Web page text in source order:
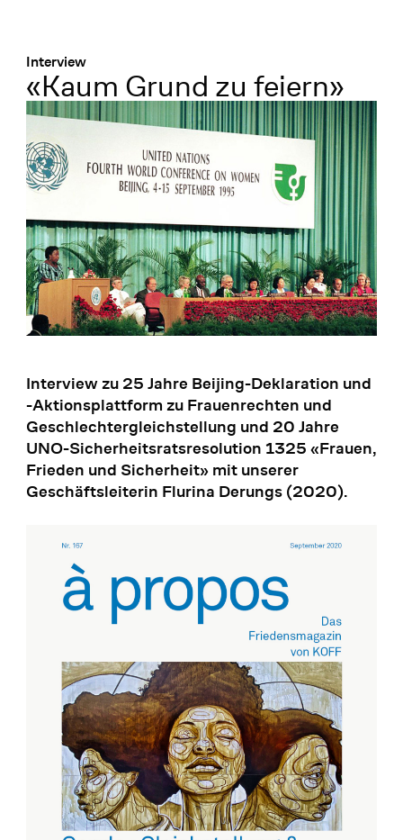
Interview
:
«Kaum Grund zu feiern»
Interview zu 25 Jahre Beijing-Deklaration und
-Aktionsplattform zu Frauenrechten und
Geschlechtergleichstellung und 20 Jahre
UNO-Sicherheitsratsresolution 1325 «Frauen,
Frieden und Sicherheit» mit unserer
Geschäftsleiterin Flurina Derungs (2020).